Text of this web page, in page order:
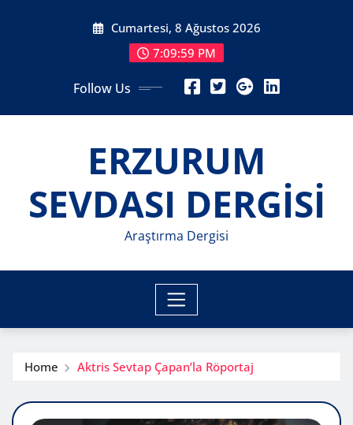
Cumartesi, 8 Ağustos 2026
7:10:00 PM
Follow Us
ERZURUM
SEVDASI DERGİSİ
Araştırma Dergisi
Home Aktris Sevtap Çapan’la Röportaj